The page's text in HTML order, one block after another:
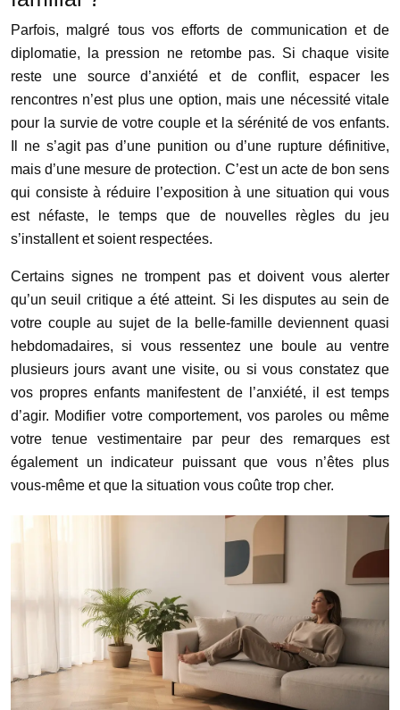
Parfois, malgré tous vos efforts de communication et de
diplomatie, la pression ne retombe pas. Si chaque visite
reste une source d’anxiété et de conflit, espacer les
rencontres n’est plus une option, mais une nécessité vitale
pour la survie de votre couple et la sérénité de vos enfants.
Il ne s’agit pas d’une punition ou d’une rupture définitive,
mais d’une mesure de protection. C’est un acte de bon sens
qui consiste à réduire l’exposition à une situation qui vous
est néfaste, le temps que de nouvelles règles du jeu
s’installent et soient respectées.
Certains signes ne trompent pas et doivent vous alerter
qu’un seuil critique a été atteint. Si les disputes au sein de
votre couple au sujet de la belle-famille deviennent quasi
hebdomadaires, si vous ressentez une boule au ventre
plusieurs jours avant une visite, ou si vous constatez que
vos propres enfants manifestent de l’anxiété, il est temps
d’agir. Modifier votre comportement, vos paroles ou même
votre tenue vestimentaire par peur des remarques est
également un indicateur puissant que vous n’êtes plus
vous-même et que la situation vous coûte trop cher.